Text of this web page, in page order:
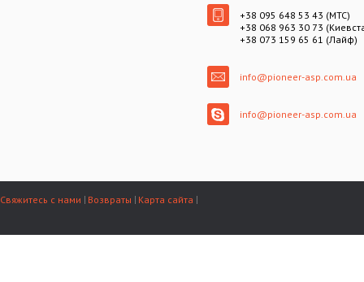
+38 095 648 53 43 (МТС)
+38 068 963 30 73
+38 073 159 65 61 (Лайф)
info@pioneer-asp.com.ua
info@pioneer-asp.com.ua
Свяжитесь с нами Возвраты Карта сайта